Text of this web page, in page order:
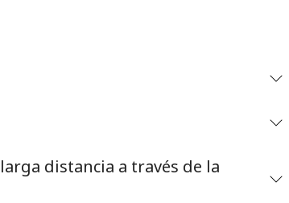
distancia a través de la